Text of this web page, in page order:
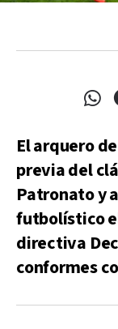
El arquero
previa del
Patronato y
futbolístico
directiva
conformes